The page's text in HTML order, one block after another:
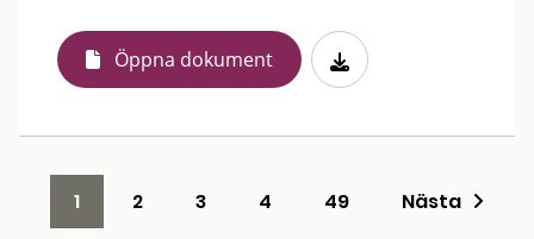
Öppna dokument
1 2 3 4 49 Nästa